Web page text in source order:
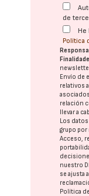
de
Política
Envío de
relativos
relación
llevar a
Los
grupo por
Acceso,
nuestro
se ajusta
Política